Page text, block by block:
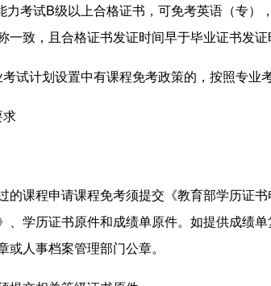
力考试B级以上合格证书，可免考英语（专）
致，且合格证书发证时间早于毕业证书发证
试计划设置中有课程免考政策的，按照专业
课程申请课程免考须提交《教育部学历证
、学历证书原件和成绩单原件。如提供成绩
人事档案管理部门公章。